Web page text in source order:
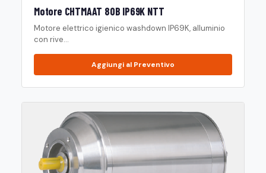
Motore CHTMAAT 80B IP69K NTT
Motore elettrico igienico washdown IP69K, alluminio
con rive...
Aggiungi al Preventivo